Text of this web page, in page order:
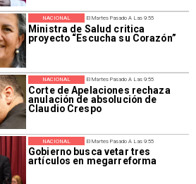
El Martes Pasado A Las 9:55
Ministra de Salud critica
proyecto “Escucha su Corazón”
NACIONAL
El Martes Pasado A Las 9:55
Corte de Apelaciones rechaza
anulación de absolución de
Claudio Crespo
NACIONAL
El Martes Pasado A Las 9:55
Gobierno busca vetar tres
artículos en megarreforma
NACIONAL